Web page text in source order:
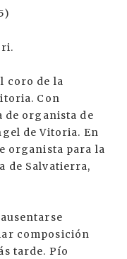
coro de la
Con
de organista de
de Vitoria. En
organista para la
de Salvatierra,
composición
tarde. Pío